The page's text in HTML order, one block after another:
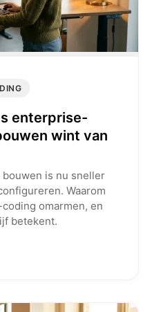
enterprise-
wint van
is nu sneller
Waarom
omarmen, en
betekent.